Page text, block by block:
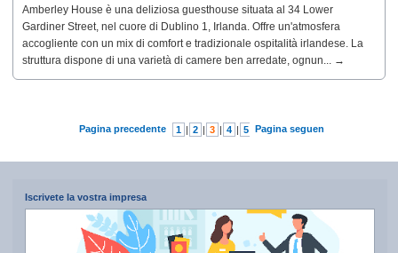
Amberley House è una deliziosa guesthouse situata al 34 Lower
Gardiner Street, nel cuore di Dublino 1, Irlanda. Offre un'atmosfera
accogliente con un mix di comfort e tradizionale ospitalità irlandese. La
struttura dispone di una varietà di camere ben arredate, ognun... →
Pagina precedente 1 | 2 | 3 | 4 | 5 6 | 7
Pagina seguente
Iscrivete la vostra impresa